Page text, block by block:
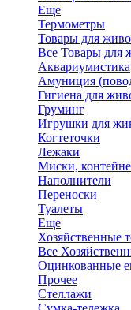
Еще
Термометры
Товары для
Все Товары для
Аквариумистика
Амуниция
Гигиена для
Груминг
Игрушки для
Когтеточки
Лежаки
Миски,
Наполнители
Переноски
Туалеты
Еще
Хозяйственные
Все
Оцинкованные
Прочее
Стеллажи